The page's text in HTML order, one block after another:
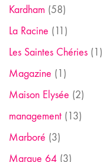
Kardham (58)
La Racine (11)
Les Saintes Chéries (1)
Magazine (1)
Maison Elysée (2)
management (13)
Marboré (3)
Marque 64 (3)